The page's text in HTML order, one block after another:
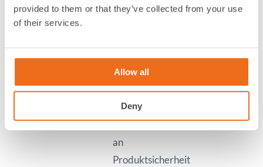
provided to them or that they’ve collected from your use
of their services.
Allow all
Deny
Paletten
Märkten
mit
hohen
Anforderungen
an
Produktsicherheit